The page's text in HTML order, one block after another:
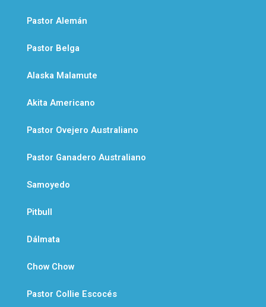
Pastor Alemán
Pastor Belga
Alaska Malamute
Akita Americano
Pastor Ovejero Australiano
Pastor Ganadero Australiano
Samoyedo
Pitbull
Dálmata
Chow Chow
Pastor Collie Escocés